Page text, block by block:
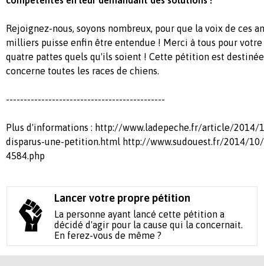
Rejoignez-nous, soyons nombreux, pour que la voix de ces
milliers puisse enfin être entendue ! Merci à tous pour
quatre pattes quels qu'ils soient ! Cette pétition est
concerne toutes les races de chiens.
---------------------------------------------
Plus d'informations : http://www.ladepeche.fr/article/2014/
disparus-une-petition.html http://www.sudouest.fr/2014/
4584.php
Lancer votre propre pétition
La personne ayant lancé cette pétition a
décidé d'agir pour la cause qui la concernait.
En ferez-vous de même ?